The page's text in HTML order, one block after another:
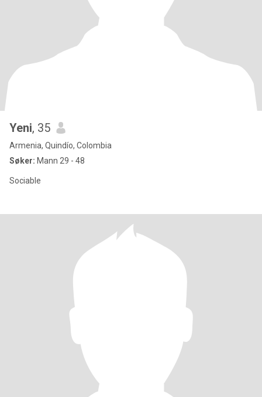
Yeni, 35
Armenia, Quindío, Colombia
Søker: Mann 29 - 48
Sociable